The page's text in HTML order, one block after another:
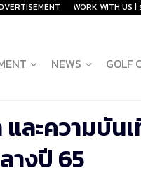
WORK WITH US |
NEWS GOLF
ละความบัน
างปี 65